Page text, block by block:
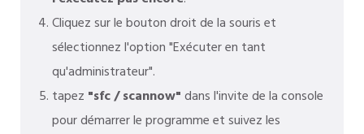
Cliquez sur le bouton droit de la souris et
sélectionnez l'option "Exécuter en tant
qu'administrateur".
tapez "sfc / scannow"dans l'invite de la console
pour démarrer le programme et suivez les